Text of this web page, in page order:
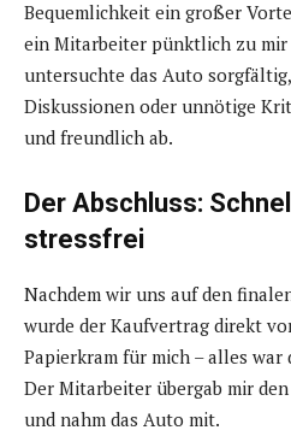
Bequemlichkeit ein großer
ein Mitarbeiter pünktlich zu mir
untersuchte das Auto
Diskussionen oder unnötige
und freundlich ab.
Der Abschluss:
stressfrei
Nachdem wir uns auf den
wurde der Kaufvertrag direkt
Papierkram für mich – alles
Der Mitarbeiter übergab mir
und nahm das Auto mit.